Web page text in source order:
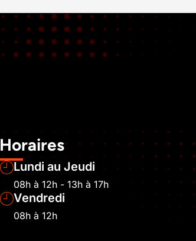
Horaires
Lundi au Jeudi
08h à 12h - 13h à 17h
Vendredi
08h à 12h